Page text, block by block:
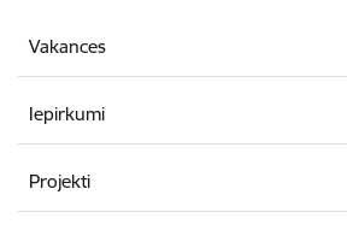
Vakances
Iepirkumi
Projekti